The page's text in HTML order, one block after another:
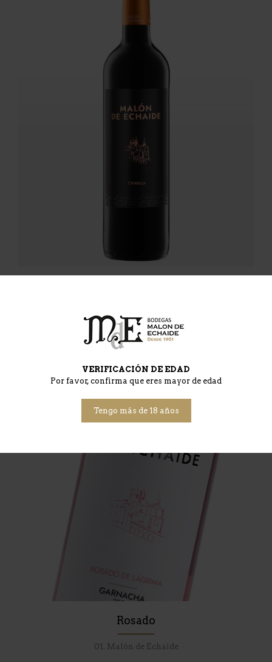
VERIFICACIÓN DE EDAD
Por favor, confirma que eres mayor de edad
Tengo más de 18 años
Rosado
01. Malón de Echaide